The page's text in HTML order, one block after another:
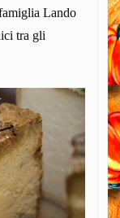
Lando
tra gli